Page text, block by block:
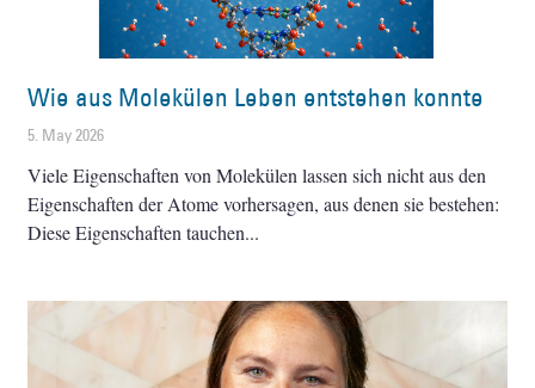
Wie aus Molekülen Leben entstehen konnte
5. May 2026
Viele Eigenschaften von Molekülen lassen sich nicht aus den
Eigenschaften der Atome vorhersagen, aus denen sie bestehen:
Diese Eigenschaften tauchen